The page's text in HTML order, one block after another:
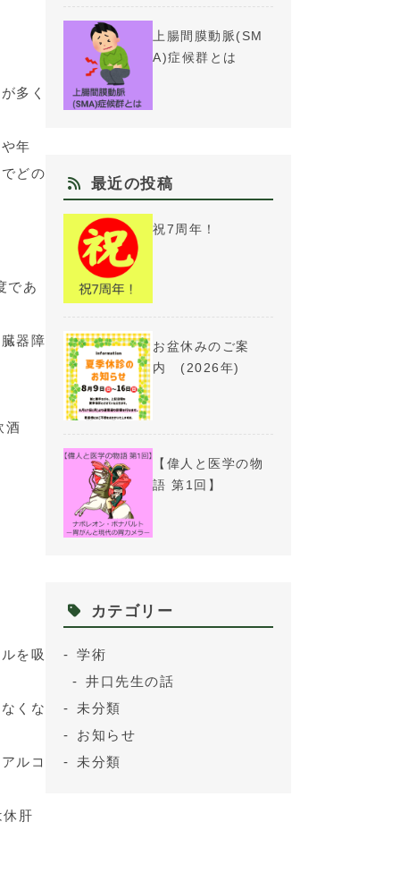
多く
年
どの
であ
器障
酒
を吸
くな
ルコ
肝
上腸間膜動脈(SM
A)症候群とは
最近の投稿
祝7周年！
お盆休みのご案
内 (2026年)
【偉人と医学の物
語 第1回】
カテゴリー
学術
井口先生の話
未分類
お知らせ
未分類